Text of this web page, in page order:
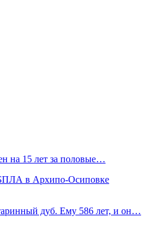
на 15 лет за половые…
в Архипо-Осиповке
дуб. Ему 586 лет, и он…